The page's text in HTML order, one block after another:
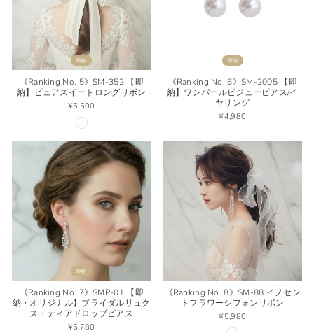
即納
《Ranking No. 5》SM-352 【即
納】ピュアスイートロングリボン
¥5,500
即納
《Ranking No. 6》SM-2005 【即
納】ワンパールビジューピアス/イ
ヤリング
¥4,980
即納
《Ranking No. 7》SMP-01 【即
納・オリジナル】ブライダルリュク
ス・ティアドロップピアス
¥5,780
《Ranking No. 8》SM-88 イノセン
トフラワーシフォンリボン
¥5,980